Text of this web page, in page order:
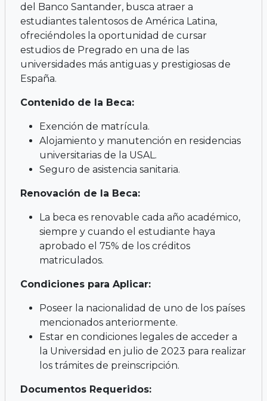
del Banco Santander, busca atraer a
estudiantes talentosos de América Latina,
ofreciéndoles la oportunidad de cursar
estudios de Pregrado en una de las
universidades más antiguas y prestigiosas de
España.
Contenido de la Beca:
Exención de matrícula.
Alojamiento y manutención en residencias
universitarias de la USAL.
Seguro de asistencia sanitaria.
Renovación de la Beca:
La beca es renovable cada año académico,
siempre y cuando el estudiante haya
aprobado el 75% de los créditos
matriculados.
Condiciones para Aplicar:
Poseer la nacionalidad de uno de los países
mencionados anteriormente.
Estar en condiciones legales de acceder a
la Universidad en julio de 2023 para realizar
los trámites de preinscripción.
Documentos Requeridos: